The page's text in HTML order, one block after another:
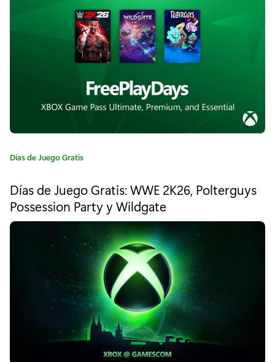
g
o
g
r
a
t
s
–
E
A
S
p
o
r
C
e
g
o
Días de Juego Gratis
Días de Juego Gratis: WWE 2K26, Polterguys
Possession Party y Wildgate